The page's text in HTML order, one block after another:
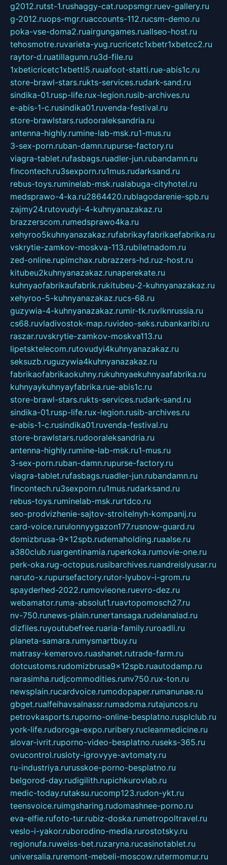
g2012.rutst-1.rushaggy-cat.ruopsmgr.ruev-gallery.ru
g-2012.ruops-mgr.ruaccounts-112.rucsm-demo.ru
poka-vse-doma2.ruairgungames.ruallseo-host.ru
tehosmotre.ruvarieta-yug.rucricetc1xbetr1xbetcc2.ru
raytor-d.ruatillagunn.ru3d-file.ru
1xbeticricetc1xbetti5.ruuafoot-statti.rue-abis1c.ru
store-brawl-stars.rukts-services.rudark-sand.ru
sindika-01.rusp-life.rux-legion.rusib-archives.ru
e-abis-1-c.rusindika01.ruvenda-festival.ru
store-brawlstars.rudooraleksandria.ru
antenna-highly.rumine-lab-msk.ru1-mus.ru
3-sex-porn.ruban-damn.rupurse-factory.ru
viagra-tablet.rufasbags.ruadler-jun.rubandamn.ru
fincontech.ru3sexporn.ru1mus.rudarksand.ru
rebus-toys.ruminelab-msk.rualabuga-cityhotel.ru
medsprawo-4-ka.ru2864420.rublagodarenie-spb.ru
zajmy24.rutovudyi-4-kuhnyanazakaz.ru
brazzerscom.rumedsprawo4ka.ru
xehyroo5kuhnyanazakaz.rufabrikayfabrikaefabrika.ru
vskrytie-zamkov-moskva-113.rubiletnadom.ru
zed-online.rupimchax.rubrazzers-hd.ruz-host.ru
kitubeu2kuhnyanazakaz.runaperekate.ru
kuhnyaofabrikaufabrik.rukitubeu-2-kuhnyanazakaz.ru
xehyroo-5-kuhnyanazakaz.rucs-68.ru
guzywia-4-kuhnyanazakaz.rumir-tk.ruvlknrussia.ru
cs68.ruvladivostok-map.ruvideo-seks.rubankaribi.ru
raszar.ruvskrytie-zamkov-moskva113.ru
lipetsktelecom.rutovudyi4kuhnyanazakaz.ru
seksuzb.ruguzywia4kuhnyanazakaz.ru
fabrikaofabrikaokuhny.rukuhnyaekuhnyaafabrika.ru
kuhnyaykuhnyayfabrika.rue-abis1c.ru
store-brawl-stars.rukts-services.rudark-sand.ru
sindika-01.rusp-life.rux-legion.rusib-archives.ru
e-abis-1-c.rusindika01.ruvenda-festival.ru
store-brawlstars.rudooraleksandria.ru
antenna-highly.rumine-lab-msk.ru1-mus.ru
3-sex-porn.ruban-damn.rupurse-factory.ru
viagra-tablet.rufasbags.ruadler-jun.rubandamn.ru
fincontech.ru3sexporn.ru1mus.rudarksand.ru
rebus-toys.ruminelab-msk.rurtdco.ru
seo-prodvizhenie-sajtov-stroitelnyh-kompanij.ru
card-voice.rurulonnyygazon177.rusnow-guard.ru
domizbrusa-9x12spb.rudemaholding.ruaalse.ru
a380club.ruargentinamia.ruperkoka.rumovie-one.ru
perk-oka.rug-octopus.rusibarchives.ruandreislyusar.ru
naruto-x.rupursefactory.rutor-lyubov-i-grom.ru
spayderhed-2022.rumovieone.ruevro-dez.ru
webamator.ruma-absolut1.ruavtopomosch27.ru
nv-750.runews-plain.runertansaga.rudelanalad.ru
dizfiles.ruyoutubefree.ruaria-family.ruroadli.ru
planeta-samara.rumysmartbuy.ru
matrasy-kemerovo.ruashanet.rutrade-farm.ru
dotcustoms.rudomizbrusa9x12spb.ruautodamp.ru
narasimha.rudjcommodities.runv750.rux-ton.ru
newsplain.rucardvoice.rumodopaper.rumanunae.ru
gbget.rualfeihavsalnassr.rumadoma.rutajuncos.ru
petrovkasports.ruporno-online-besplatno.rusplclub.ru
york-life.rudoroga-expo.ruribery.rucleanmedicine.ru
slovar-ivrit.ruporno-video-besplatno.ruseks-365.ru
ovucontrol.rusloty-igrovyye-avtomaty.ru
ru-industriya.rurusskoe-porno-besplatno.ru
belgorod-day.rudigilith.rupichkurovlab.ru
medic-today.rutaksu.rucomp123.rudon-ykt.ru
teensvoice.ruimgsharing.rudomashnee-porno.ru
eva-elfie.rufoto-tur.rubiz-doska.rumetropoltravel.ru
veslo-i-yakor.ruborodino-media.rurostotsky.ru
regionufa.ruweiss-bet.ruzaryna.rucasinotablet.ru
universalia.ruremont-mebeli-moscow.rutermomur.ru